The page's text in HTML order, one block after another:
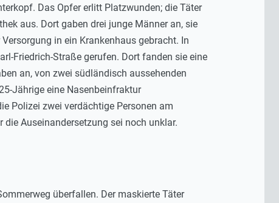
Das Opfer erlitt Platzwunden; die Täter
aus. Dort gaben drei junge Männer an, sie
in ein Krankenhaus gebracht. In
Friedrich-Straße gerufen. Dort fanden sie eine
an, von zwei südländisch aussehenden
Jährige eine Nasenbeinfraktur
Polizei zwei verdächtige Personen am
Auseinandersetzung sei noch unklar.
überfallen. Der maskierte Täter